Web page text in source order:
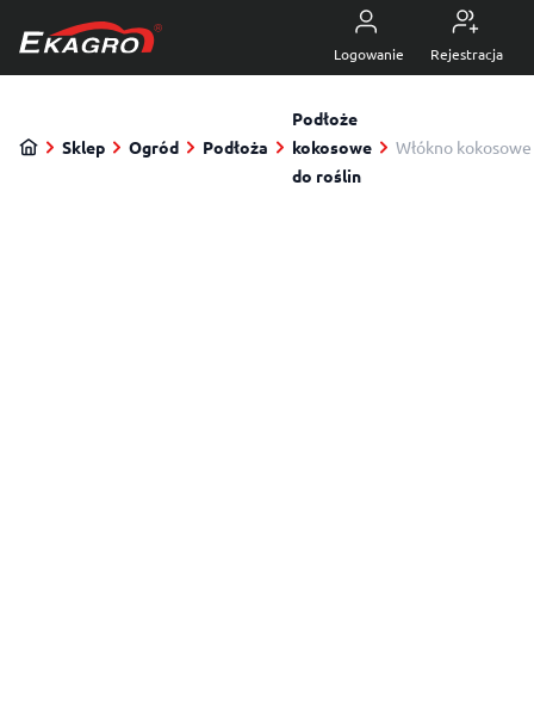
Logowanie Rejestracja
5.0 z 4470 opinii
Sklep Ogród Podłoża
Podłoże
kokosowe
do roślin
Włókno